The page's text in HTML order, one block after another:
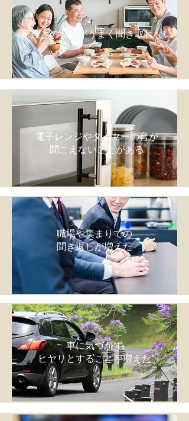
家族との会話がうまく聞き取れない
電子レンジやタイマーの音​が
聞こえないことがある
職場や集まりでの
聞き返しが増えた
車に気づかず
ヒヤリとすることが増えた